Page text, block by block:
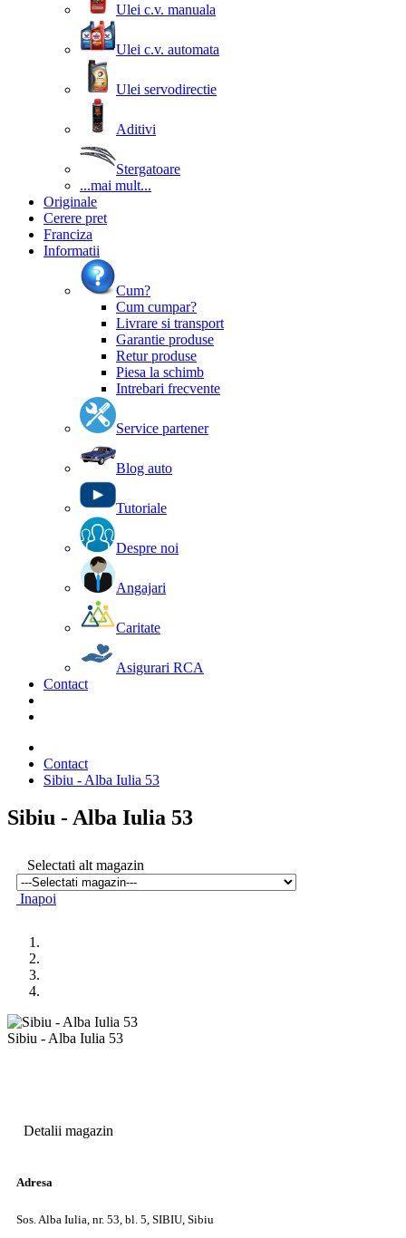
Ulei c.v. manuala
Ulei c.v. automata
Ulei servodirectie
Aditivi
Stergatoare
...mai mult...
Originale
Cerere pret
Franciza
Informatii
Cum?
Cum cumpar?
Livrare si transport
Garantie produse
Retur produse
Piesa la schimb
Intrebari frecvente
Service partener
Blog auto
Tutoriale
Despre noi
Angajari
Caritate
Asigurari RCA
Contact
Contact
Sibiu - Alba Iulia 53
Sibiu - Alba Iulia 53
Selectati alt magazin
Inapoi
Sibiu - Alba Iulia 53
Detalii magazin
Adresa
Sos. Alba Iulia, nr. 53, bl. 5, SIBIU, Sibiu